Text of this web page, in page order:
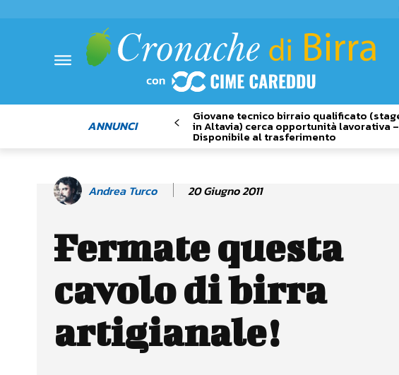
ANNUNCI
Giovane tecnico birraio qualificato
in Altavia) cerca opportunità lavorativa –
Disponibile al trasferimento
Andrea Turco 20 Giugno 2011
Fermate questa
cavolo di birra
artigianale!